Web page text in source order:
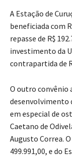
A Estação de
beneficiada com
repasse de R$
investimento da
contrapartida de
O outro convênio
desenvolvimento
em especial de
Caetano de
Augusto Correa.
499.991,00, e do